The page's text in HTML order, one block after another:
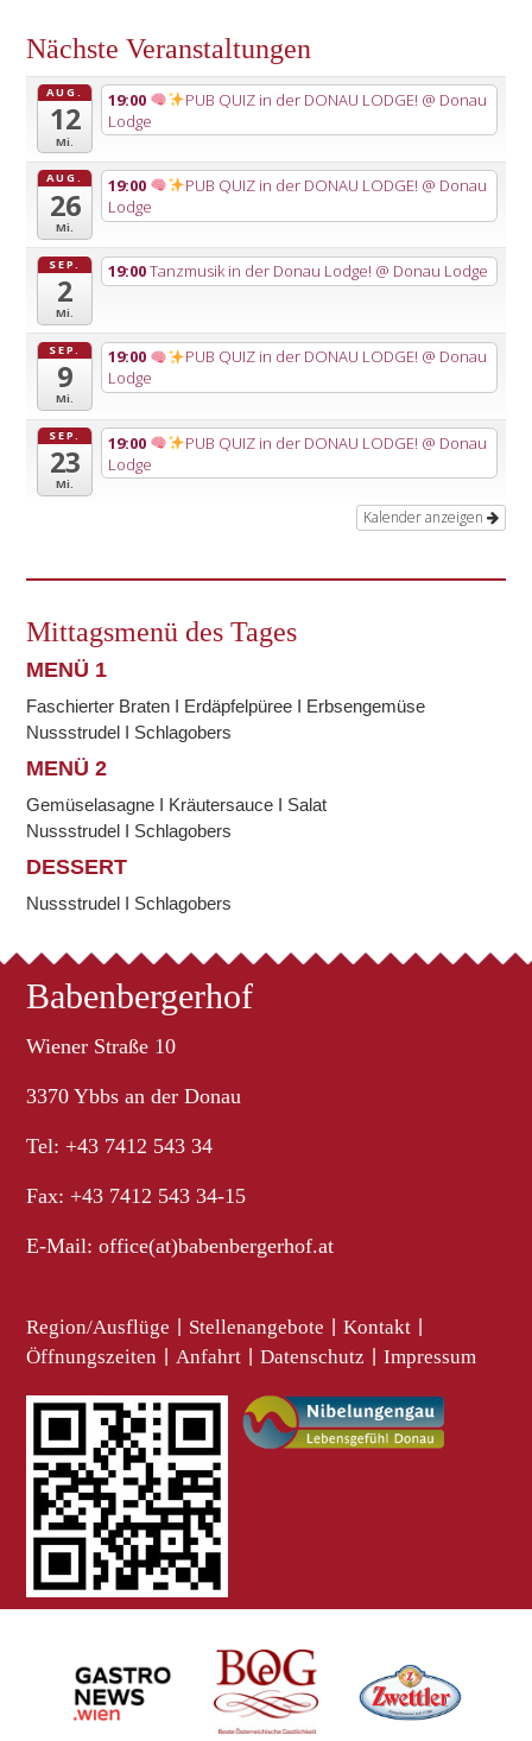
Nächste Veranstaltungen
AUG.
12
Mi.
19:00 PUB QUIZ in der DONAU LODGE! @ Donau
Lodge
AUG.
26
Mi.
19:00 PUB QUIZ in der DONAU LODGE! @ Donau
Lodge
SEP.
2
Mi.
19:00Tanzmusik in der Donau Lodge! @ Donau Lodge
SEP.
9
Mi.
19:00 PUB QUIZ in der DONAU LODGE! @ Donau
Lodge
SEP.
23
Mi.
19:00 PUB QUIZ in der DONAU LODGE! @ Donau
Lodge
Kalender anzeigen
Mittagsmenü des Tages
MENÜ 1
Faschierter Braten I Erdäpfelpüree I Erbsengemüse
Nussstrudel I Schlagobers
MENÜ 2
Gemüselasagne I Kräutersauce I Salat
Nussstrudel I Schlagobers
DESSERT
Nussstrudel I Schlagobers
Babenbergerhof
Wiener Straße 10
3370 Ybbs an der Donau
Tel: +43 7412 543 34
Fax: +43 7412 543 34-15
E-Mail:office(at)babenbergerhof.at
Region/Ausflüge Stellenangebote Kontakt
Öffnungszeiten Anfahrt Datenschutz Impressum